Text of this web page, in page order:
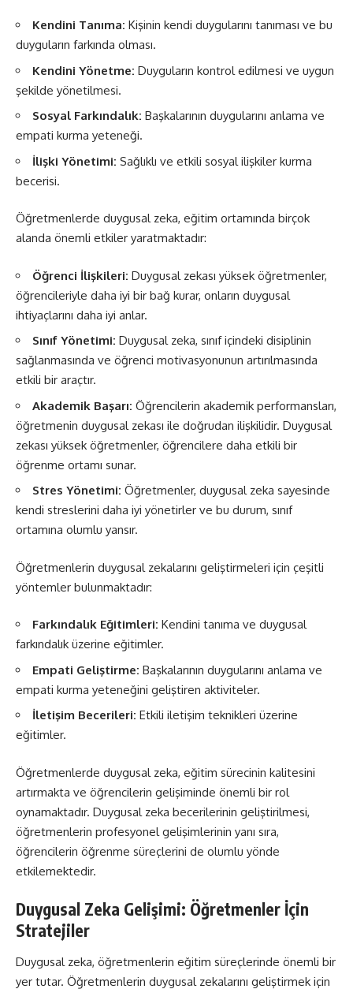
Kendini Tanıma: Kişinin kendi duygularını tanıması ve bu
duyguların farkında olması.
Kendini Yönetme: Duyguların kontrol edilmesi ve uygun
şekilde yönetilmesi.
Sosyal Farkındalık: Başkalarının duygularını anlama ve
empati kurma yeteneği.
İlişki Yönetimi: Sağlıklı ve etkili sosyal ilişkiler kurma
becerisi.
Öğretmenlerde duygusal zeka, eğitim ortamında birçok
alanda önemli etkiler yaratmaktadır:
Öğrenci İlişkileri: Duygusal zekası yüksek öğretmenler,
öğrencileriyle daha iyi bir bağ kurar, onların duygusal
ihtiyaçlarını daha iyi anlar.
Sınıf Yönetimi: Duygusal zeka, sınıf içindeki disiplinin
sağlanmasında ve öğrenci motivasyonunun artırılmasında
etkili bir araçtır.
Akademik Başarı: Öğrencilerin akademik performansları,
öğretmenin duygusal zekası ile doğrudan ilişkilidir. Duygusal
zekası yüksek öğretmenler, öğrencilere daha etkili bir
öğrenme ortamı sunar.
Stres Yönetimi: Öğretmenler, duygusal zeka sayesinde
kendi streslerini daha iyi yönetirler ve bu durum, sınıf
ortamına olumlu yansır.
Öğretmenlerin duygusal zekalarını geliştirmeleri için çeşitli
yöntemler bulunmaktadır:
Farkındalık Eğitimleri: Kendini tanıma ve duygusal
farkındalık üzerine eğitimler.
Empati Geliştirme: Başkalarının duygularını anlama ve
empati kurma yeteneğini geliştiren aktiviteler.
İletişim Becerileri: Etkili iletişim teknikleri üzerine
eğitimler.
Öğretmenlerde duygusal zeka, eğitim sürecinin kalitesini
artırmakta ve öğrencilerin gelişiminde önemli bir rol
oynamaktadır. Duygusal zeka becerilerinin geliştirilmesi,
öğretmenlerin profesyonel gelişimlerinin yanı sıra,
öğrencilerin öğrenme süreçlerini de olumlu yönde
etkilemektedir.
Duygusal Zeka Gelişimi: Öğretmenler İçin
Stratejiler
Duygusal zeka, öğretmenlerin eğitim süreçlerinde önemli bir
yer tutar. Öğretmenlerin duygusal zekalarını geliştirmek için